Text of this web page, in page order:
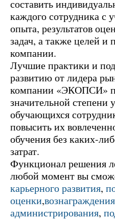
составить
каждого сотрудника с
опыта, результатов
задач, а также целей и
компании.
Лучшие практики и
развитию от лидера
компании «ЭКОПСИ»
значительной степени
обучающихся
повысить их
обучения без каких-
затрат.
Функционал решения
любой момент вы
карьерного развития,
оценки,вознаграждения
администрирования,